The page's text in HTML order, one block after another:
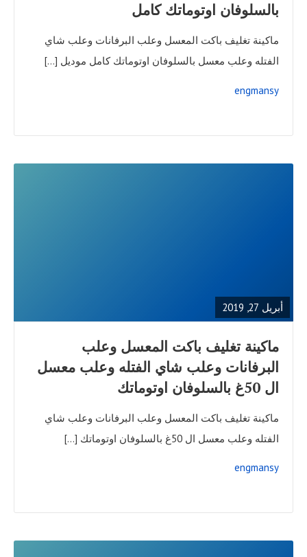
بالسلوفان اوتوماتك كامل
ماكينة تغليف باكت المعسل وعلب البرفانات وعلب شاي
الفتله وعلب معسل بالسلوفان اوتوماتك كامل موديل […]
engmansy
أبريل 27, 2019
ماكينة تغليف باكت المعسل وعلب
البرفانات وعلب شاي الفتله وعلب معسل
ال 50غ بالسلوفان اوتوماتك
ماكينة تغليف باكت المعسل وعلب البرفانات وعلب شاي
الفتله وعلب معسل ال 50غ بالسلوفان اوتوماتك […]
engmansy